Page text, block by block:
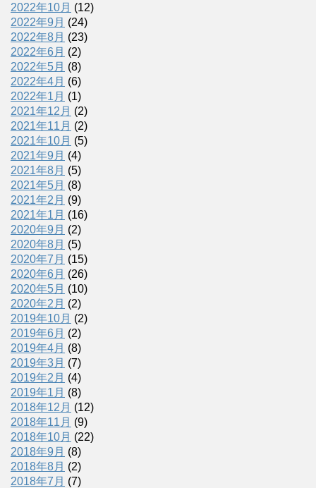
2022年10月 (12)
2022年9月 (24)
2022年8月 (23)
2022年6月 (2)
2022年5月 (8)
2022年4月 (6)
2022年1月 (1)
2021年12月 (2)
2021年11月 (2)
2021年10月 (5)
2021年9月 (4)
2021年8月 (5)
2021年5月 (8)
2021年2月 (9)
2021年1月 (16)
2020年9月 (2)
2020年8月 (5)
2020年7月 (15)
2020年6月 (26)
2020年5月 (10)
2020年2月 (2)
2019年10月 (2)
2019年6月 (2)
2019年4月 (8)
2019年3月 (7)
2019年2月 (4)
2019年1月 (8)
2018年12月 (12)
2018年11月 (9)
2018年10月 (22)
2018年9月 (8)
2018年8月 (2)
2018年7月 (7)